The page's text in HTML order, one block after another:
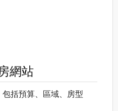
網站
括預算、區域、房型